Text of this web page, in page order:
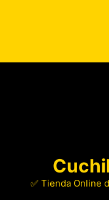
✅ Tienda Online